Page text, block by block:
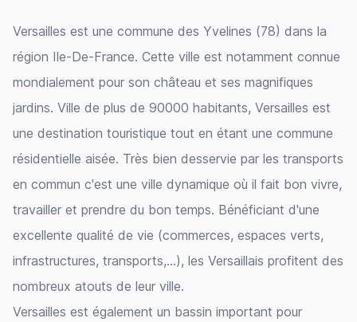
Versailles est une commune des Yvelines (78) dans la
région Ile-De-France. Cette ville est notamment connue
mondialement pour son château et ses magnifiques
jardins. Ville de plus de 90000 habitants, Versailles est
une destination touristique tout en étant une commune
résidentielle aisée. Très bien desservie par les transports
en commun c'est une ville dynamique où il fait bon vivre,
travailler et prendre du bon temps. Bénéficiant d'une
excellente qualité de vie (commerces, espaces verts,
infrastructures, transports,...), les Versaillais profitent des
nombreux atouts de leur ville.
Versailles est également un bassin important pour